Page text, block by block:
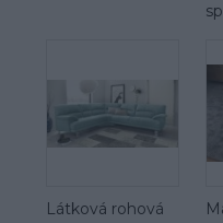
Látková rohová